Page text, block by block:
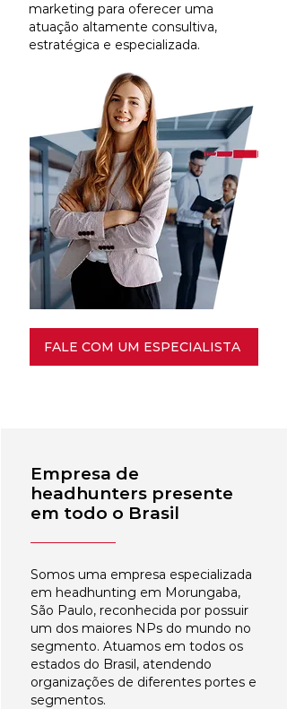
marketing para oferecer uma
atuação altamente consultiva,
estratégica e especializada.
FALE COM UM ESPECIALISTA
Empresa de
headhunters presente
em todo o Brasil
Somos uma empresa especializada
em headhunting em Morungaba,
São Paulo, reconhecida por possuir
um dos maiores NPs do mundo no
segmento. Atuamos em todos os
estados do Brasil, atendendo
organizações de diferentes portes e
segmentos.